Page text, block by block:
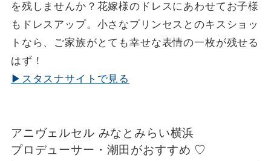
を残しませんか？花嫁様のドレスにあわせてお子様
もドレスアップ。小さなプリンセスとのキスショッ
トなら、ご家族がとても幸せな表情の一枚が残せる
はず！
▶スタスナサイトで見る
アニヴェルセル みなとみらい横浜
プロデューサー・潮田がおすすめ ♡